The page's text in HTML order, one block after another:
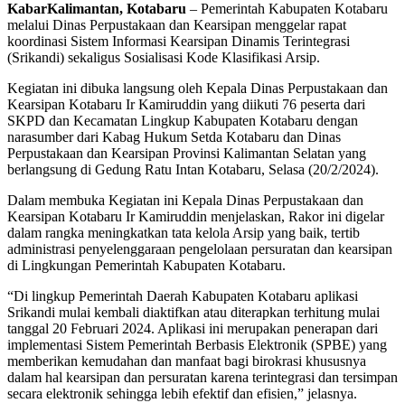
KabarKalimantan, Kotabaru – Pemerintah Kabupaten Kotabaru
melalui Dinas Perpustakaan dan Kearsipan menggelar rapat
koordinasi Sistem Informasi Kearsipan Dinamis Terintegrasi
(Srikandi) sekaligus Sosialisasi Kode Klasifikasi Arsip.
Kegiatan ini dibuka langsung oleh Kepala Dinas Perpustakaan dan
Kearsipan Kotabaru Ir Kamiruddin yang diikuti 76 peserta dari
SKPD dan Kecamatan Lingkup Kabupaten Kotabaru dengan
narasumber dari Kabag Hukum Setda Kotabaru dan Dinas
Perpustakaan dan Kearsipan Provinsi Kalimantan Selatan yang
berlangsung di Gedung Ratu Intan Kotabaru, Selasa (20/2/2024).
Dalam membuka Kegiatan ini Kepala Dinas Perpustakaan dan
Kearsipan Kotabaru Ir Kamiruddin menjelaskan, Rakor ini digelar
dalam rangka meningkatkan tata kelola Arsip yang baik, tertib
administrasi penyelenggaraan pengelolaan persuratan dan kearsipan
di Lingkungan Pemerintah Kabupaten Kotabaru.
“Di lingkup Pemerintah Daerah Kabupaten Kotabaru aplikasi
Srikandi mulai kembali diaktifkan atau diterapkan terhitung mulai
tanggal 20 Februari 2024. Aplikasi ini merupakan penerapan dari
implementasi Sistem Pemerintah Berbasis Elektronik (SPBE) yang
memberikan kemudahan dan manfaat bagi birokrasi khususnya
dalam hal kearsipan dan persuratan karena terintegrasi dan tersimpan
secara elektronik sehingga lebih efektif dan efisien,” jelasnya.